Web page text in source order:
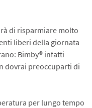
di risparmiare molto
liberi della giornata
Bimby® infatti
dovrai preoccuparti di
per lungo tempo